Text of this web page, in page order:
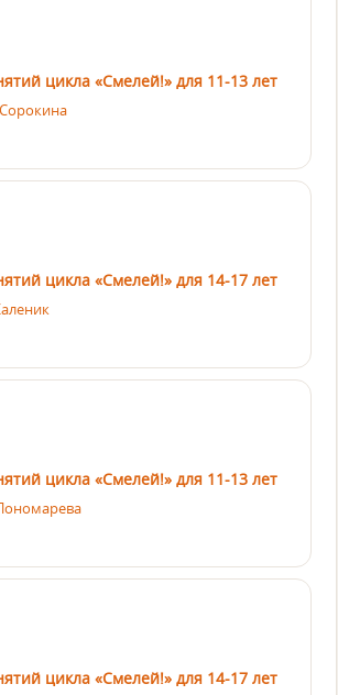
цикла «Смелей!» для 11-13 лет
цикла «Смелей!» для 14-17 лет
цикла «Смелей!» для 11-13 лет
цикла «Смелей!» для 14-17 лет